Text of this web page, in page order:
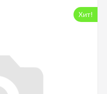
Хит!